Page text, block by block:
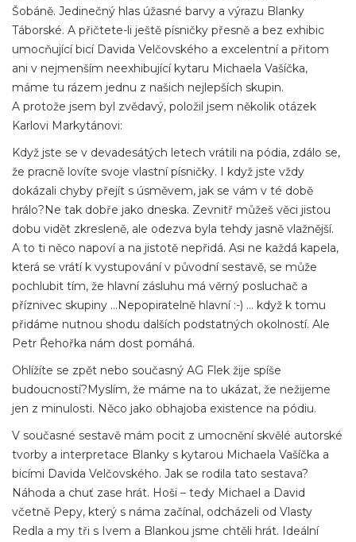
Šobáně. Jedinečný hlas úžasné barvy a výrazu Blanky
Táborské. A přičtete-li ještě písničky přesně a bez exhibic
umocňující bicí Davida Velčovského a excelentní a přitom
ani v nejmenším neexhibující kytaru Michaela Vašíčka,
máme tu rázem jednu z našich nejlepších skupin.
A protože jsem byl zvědavý, položil jsem několik otázek
Karlovi Markytánovi:
Když jste se v devadesátých letech vrátili na pódia, zdálo se,
že pracně lovíte svoje vlastní písničky. I když jste vždy
dokázali chyby přejít s úsměvem, jak se vám v té době
hrálo?Ne tak dobře jako dneska. Zevnitř můžeš věci jistou
dobu vidět zkresleně, ale odezva byla tehdy jasně vlažnější.
A to ti něco napoví a na jistotě nepřidá. Asi ne každá kapela,
která se vrátí k vystupování v původní sestavě, se může
pochlubit tím, že hlavní zásluhu má věrný posluchač a
příznivec skupiny …Nepopiratelně hlavní :-) … když k tomu
přidáme nutnou shodu dalších podstatných okolností. Ale
Petr Řehořka nám dost pomáhá.
Ohlížíte se zpět nebo současný AG Flek žije spíše
budoucností?Myslím, že máme na to ukázat, že nežijeme
jen z minulosti. Něco jako obhajoba existence na pódiu.
V současné sestavě mám pocit z umocnění skvělé autorské
tvorby a interpretace Blanky s kytarou Michaela Vašíčka a
bicími Davida Velčovského. Jak se rodila tato sestava?
Náhoda a chuť zase hrát. Hoši – tedy Michael a David
včetně Pepy, který s náma začínal, odcházeli od Vlasty
Redla a my tři s Ivem a Blankou jsme chtěli hrát. Ideální